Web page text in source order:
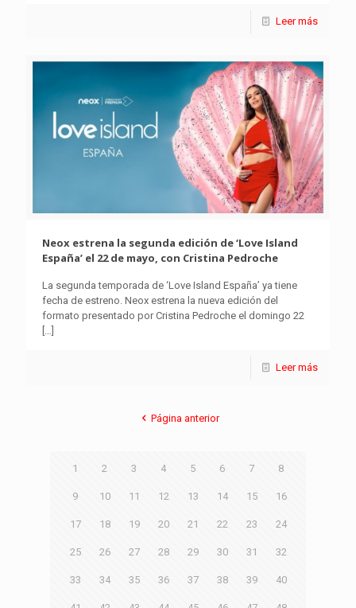
Leer más
Neox estrena la segunda edición de ‘Love Island
España’ el 22 de mayo, con Cristina Pedroche
La segunda temporada de ‘Love Island España’ ya tiene
fecha de estreno. Neox estrena la nueva edición del
formato presentado por Cristina Pedroche el domingo 22
[…]
Leer más
Página anterior
1 2 3 4 5 6 7 8
9 10 11 12 13 14 15 16
17 18 19 20 21 22 23 24
25 26 27 28 29 30 31 32
33 34 35 36 37 38 39 40